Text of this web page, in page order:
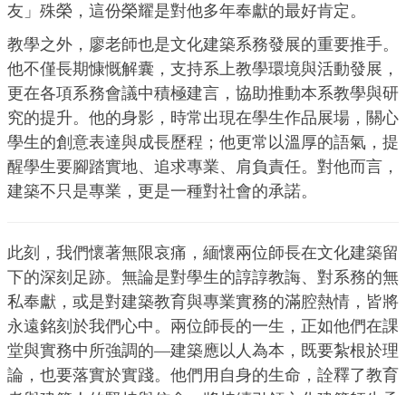
友」殊榮，這份榮耀是對他多年奉獻的最好肯定。
教學之外，廖老師也是文化建築系務發展的重要推手。
他不僅長期慷慨解囊，支持系上教學環境與活動發展，
更在各項系務會議中積極建言，協助推動本系教學與研
究的提升。他的身影，時常出現在學生作品展場，關心
學生的創意表達與成長歷程；他更常以溫厚的語氣，提
醒學生要腳踏實地、追求專業、肩負責任。對他而言，
建築不只是專業，更是一種對社會的承諾。
此刻，我們懷著無限哀痛，緬懷兩位師長在文化建築留
下的深刻足跡。無論是對學生的諄諄教誨、對系務的無
私奉獻，或是對建築教育與專業實務的滿腔熱情，皆將
永遠銘刻於我們心中。兩位師長的一生，正如他們在課
堂與實務中所強調的—建築應以人為本，既要紮根於理
論，也要落實於實踐。他們用自身的生命，詮釋了教育